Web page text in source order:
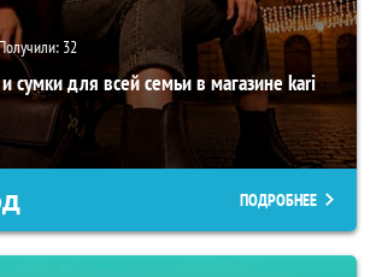
32
сумки для всей семьи в магазине kari
ПОДРОБНЕЕ